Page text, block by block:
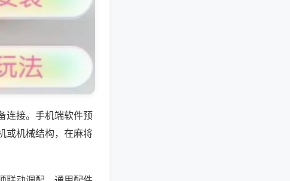
连接。手机端软件预
或机械结构，在麻将